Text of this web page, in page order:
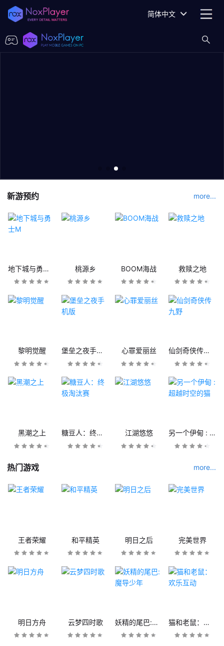
简体中文
新游预约 more...
地下城与勇士M 桃源乡 BOOM海战 救赎之地
黎明觉醒 堡垒之夜手机版 心罪爱丽丝 仙剑奇侠传九野
黑潮之上 糖豆人：终极淘汰赛 江湖悠悠 另一个伊甸 : 超越时空的猫
热门游戏 more...
王者荣耀 和平精英 明日之后 完美世界
明日方舟 云梦四时歌 妖精的尾巴:魔导少年 猫和老鼠：欢乐互动